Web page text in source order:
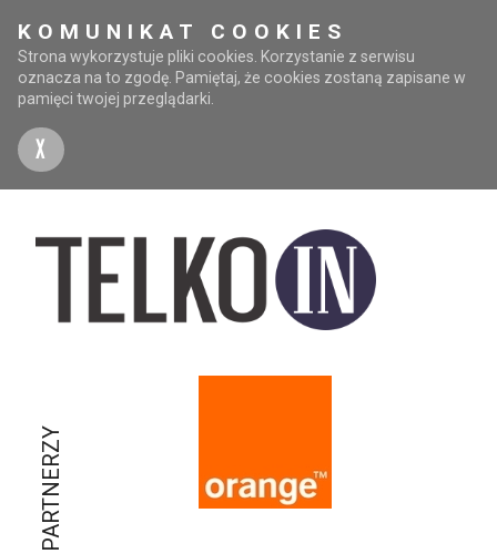
KOMUNIKAT COOKIES
Strona wykorzystuje pliki cookies. Korzystanie z serwisu
oznacza na to zgodę. Pamiętaj, że cookies zostaną zapisane w
pamięci twojej przeglądarki.
X
PARTNERZY